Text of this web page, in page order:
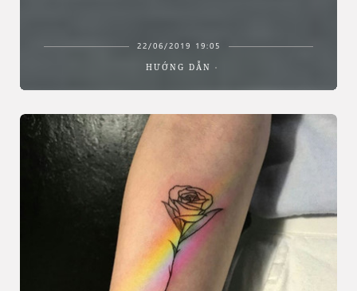
22/06/2019 19:05
HƯỚNG DẪN